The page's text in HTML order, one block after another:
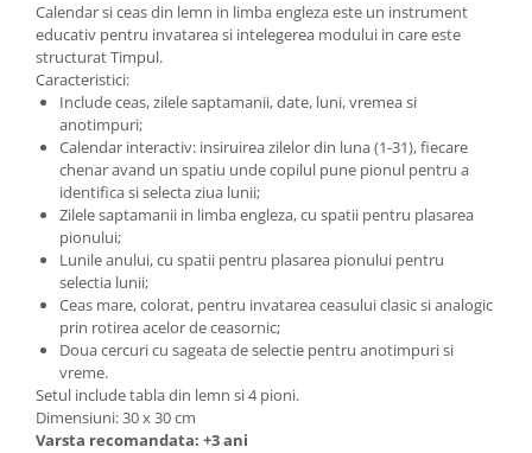
Calendar si ceas din lemn in limba engleza este un instrument
educativ pentru invatarea si intelegerea modului in care este
structurat Timpul.
Caracteristici:
Include ceas, zilele saptamanii, date, luni, vremea si
anotimpuri;
Calendar interactiv: insiruirea zilelor din luna (1-31), fiecare
chenar avand un spatiu unde copilul pune pionul pentru a
identifica si selecta ziua lunii;
Zilele saptamanii in limba engleza, cu spatii pentru plasarea
pionului;
Lunile anului, cu spatii pentru plasarea pionului pentru
selectia lunii;
Ceas mare, colorat, pentru invatarea ceasului clasic si analogic
prin rotirea acelor de ceasornic;
Doua cercuri cu sageata de selectie pentru anotimpuri si
vreme.
Setul include tabla din lemn si 4 pioni.
Dimensiuni: 30 x 30 cm
Varsta recomandata: +3 ani